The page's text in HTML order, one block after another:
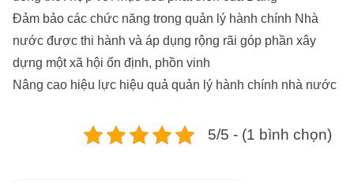
Đảm bảo các chức năng trong quản lý hành chính Nhà
nước được thi hành và áp dụng rộng rãi góp phần xây
dựng một xã hội ổn định, phồn vinh
Nâng cao hiệu lực hiệu quả quản lý hành chính nhà nước
5/5 - (1 bình chọn)